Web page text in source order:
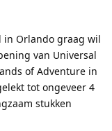
in Orlando graag wil
van Universal
of Adventure in
tot ongeveer 4
stukken